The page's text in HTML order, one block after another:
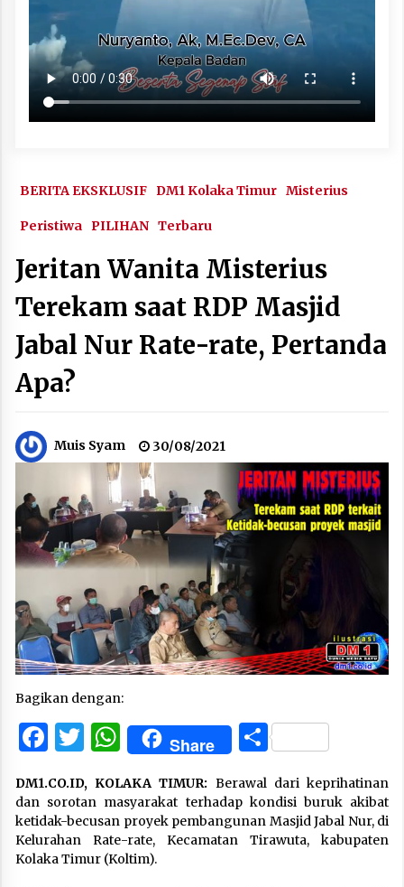
BERITA EKSKLUSIF DM1 Kolaka Timur Misterius
Peristiwa PILIHAN Terbaru
Jeritan Wanita Misterius
Terekam saat RDP Masjid
Jabal Nur Rate-rate, Pertanda
Apa?
Muis Syam 30/08/2021
Bagikan dengan:
Facebook
Twitter
WhatsApp
Share Share
DM1.CO.ID, KOLAKA TIMUR: Berawal dari keprihatinan
dan sorotan masyarakat terhadap kondisi buruk akibat
ketidak-becusan proyek pembangunan Masjid Jabal Nur, di
Kelurahan Rate-rate, Kecamatan Tirawuta, kabupaten
Kolaka Timur (Koltim).